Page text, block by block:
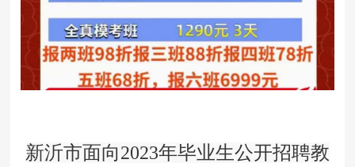
新沂市面向2023年毕业生公开招聘教